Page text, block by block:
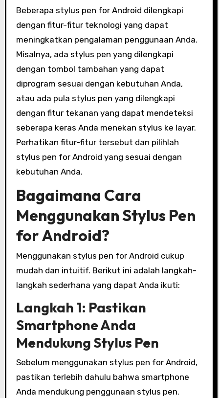
Beberapa stylus pen for Android dilengkapi
dengan fitur-fitur teknologi yang dapat
meningkatkan pengalaman penggunaan Anda.
Misalnya, ada stylus pen yang dilengkapi
dengan tombol tambahan yang dapat
diprogram sesuai dengan kebutuhan Anda,
atau ada pula stylus pen yang dilengkapi
dengan fitur tekanan yang dapat mendeteksi
seberapa keras Anda menekan stylus ke layar.
Perhatikan fitur-fitur tersebut dan pilihlah
stylus pen for Android yang sesuai dengan
kebutuhan Anda.
Bagaimana Cara
Menggunakan Stylus Pen
for Android?
Menggunakan stylus pen for Android cukup
mudah dan intuitif. Berikut ini adalah langkah-
langkah sederhana yang dapat Anda ikuti:
Langkah 1: Pastikan
Smartphone Anda
Mendukung Stylus Pen
Sebelum menggunakan stylus pen for Android,
pastikan terlebih dahulu bahwa smartphone
Anda mendukung penggunaan stylus pen.